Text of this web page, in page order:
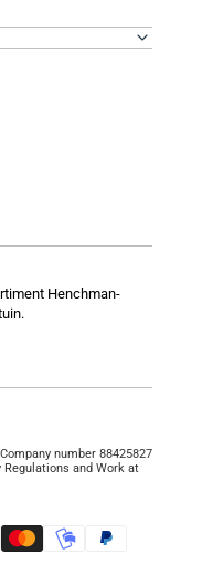
Henchman-
number 88425827
and Work at